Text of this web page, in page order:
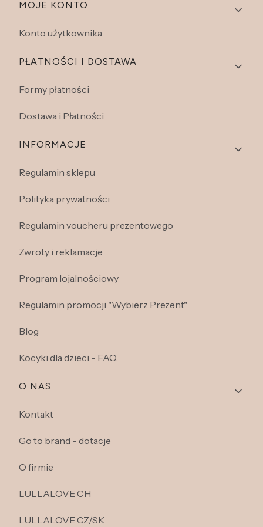
Linki w stopce
MOJE KONTO
Konto użytkownika
PŁATNOŚCI I DOSTAWA
Formy płatności
Dostawa i Płatności
INFORMACJE
Regulamin sklepu
Polityka prywatności
Regulamin voucheru prezentowego
Zwroty i reklamacje
Program lojalnościowy
Regulamin promocji "Wybierz Prezent"
Blog
Kocyki dla dzieci - FAQ
O NAS
Kontakt
Go to brand - dotacje
O firmie
LULLALOVE CH
LULLALOVE CZ/SK